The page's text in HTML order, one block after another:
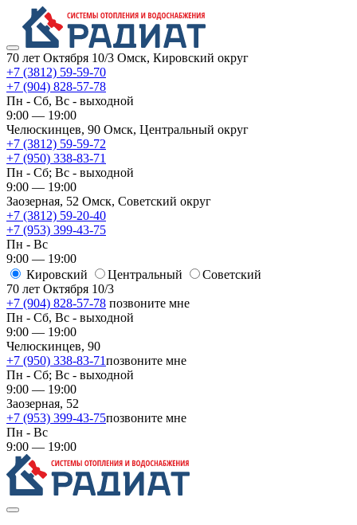
70 лет Октября 10/3 Омск, Кировский округ
+7 (3812) 59-59-70
+7 (904) 828-57-78
Пн - Сб, Вс - выходной
9:00 — 19:00
Челюскинцев, 90 Омск, ​Центральный округ
+7 (3812) 59-59-72
+7 (950) 338-83-71
Пн - Сб; Вс - выходной
9:00 — 19:00
Заозерная, 52 Омск, ​Советский округ
+7 (3812) 59-20-40
+7 (953) 399-43-75
Пн - Вс
9:00 — 19:00
Кировский
​Центральный
​Советский
70 лет Октября 10/3
+7 (904) 828-57-78 позвоните мне
Пн - Сб, Вс - выходной
9:00 — 19:00
Челюскинцев, 90
+7 (950) 338-83-71позвоните мне
Пн - Сб; Вс - выходной
9:00 — 19:00
Заозерная, 52
+7 (953) 399-43-75позвоните мне
Пн - Вс
9:00 — 19:00